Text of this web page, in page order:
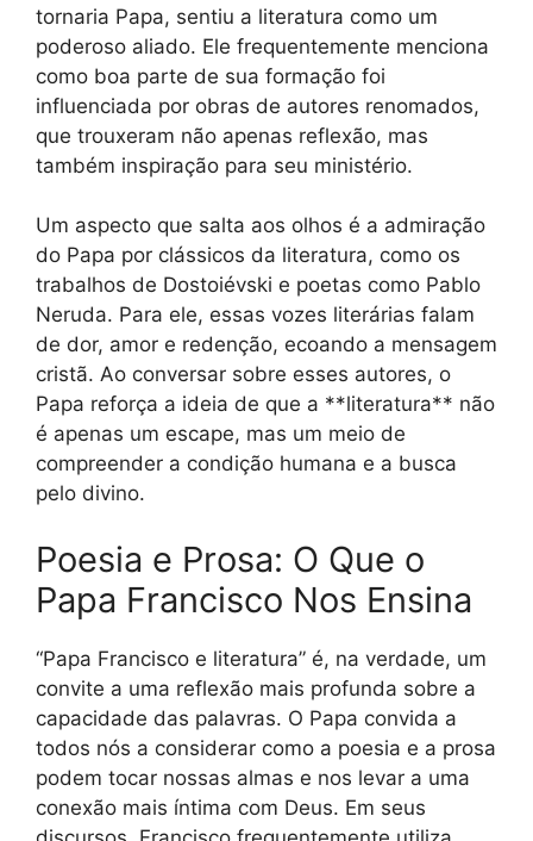
tornaria Papa, sentiu a literatura como um
poderoso aliado. Ele frequentemente menciona
como boa parte de sua formação foi
influenciada por obras de autores renomados,
que trouxeram não apenas reflexão, mas
também inspiração para seu ministério.
Um aspecto que salta aos olhos é a admiração
do Papa por clássicos da literatura, como os
trabalhos de Dostoiévski e poetas como Pablo
Neruda. Para ele, essas vozes literárias falam
de dor, amor e redenção, ecoando a mensagem
cristã. Ao conversar sobre esses autores, o
Papa reforça a ideia de que a **literatura** não
é apenas um escape, mas um meio de
compreender a condição humana e a busca
pelo divino.
Poesia e Prosa: O Que o
Papa Francisco Nos Ensina
“Papa Francisco e literatura” é, na verdade, um
convite a uma reflexão mais profunda sobre a
capacidade das palavras. O Papa convida a
todos nós a considerar como a poesia e a prosa
podem tocar nossas almas e nos levar a uma
conexão mais íntima com Deus. Em seus